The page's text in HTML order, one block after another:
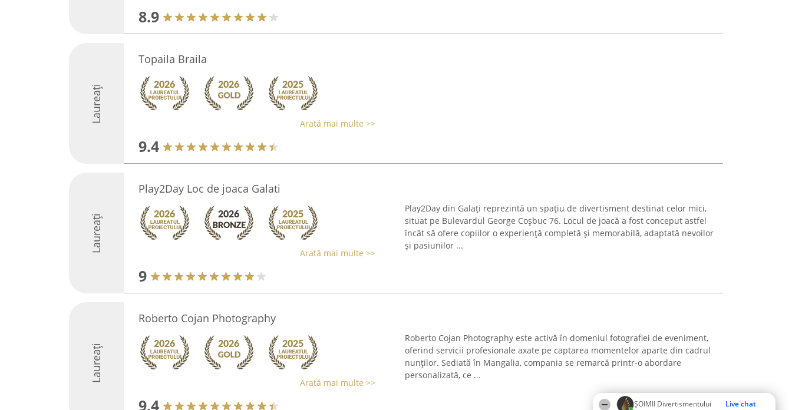
ŞOIMII Divertismentului Live chat
8.9
Laureați
Topaila Braila
Arată mai multe >>
9.4
Laureați
Play2Day Loc de joaca Galati
Arată mai multe >>
9
Play2Day din Galați reprezintă un spațiu de divertisment destinat celor mici,
situat pe Bulevardul George Coșbuc 76. Locul de joacă a fost conceput astfel
încât să ofere copiilor o experiență completă și memorabilă, adaptată nevoilor
și pasiunilor ...
Laureați
Roberto Cojan Photography
Arată mai multe >>
9.4
Roberto Cojan Photography este activă în domeniul fotografiei de eveniment,
oferind servicii profesionale axate pe captarea momentelor aparte din cadrul
nunților. Sediată în Mangalia, compania se remarcă printr-o abordare
personalizată, ce ...